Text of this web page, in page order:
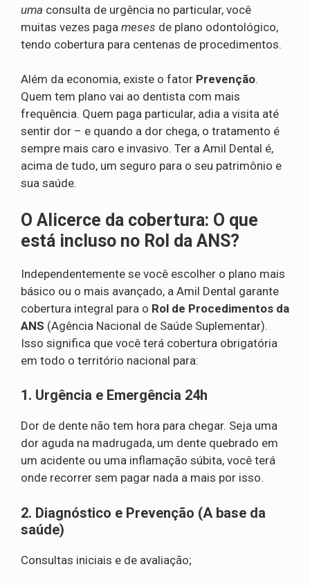
uma consulta de urgência no particular, você
muitas vezes paga meses de plano odontológico,
tendo cobertura para centenas de procedimentos.
Além da economia, existe o fator Prevenção.
Quem tem plano vai ao dentista com mais
frequência. Quem paga particular, adia a visita até
sentir dor – e quando a dor chega, o tratamento é
sempre mais caro e invasivo. Ter a Amil Dental é,
acima de tudo, um seguro para o seu patrimônio e
sua saúde.
O Alicerce da cobertura: O que
está incluso no Rol da ANS?
Independentemente se você escolher o plano mais
básico ou o mais avançado, a Amil Dental garante
cobertura integral para o Rol de Procedimentos da
ANS (Agência Nacional de Saúde Suplementar).
Isso significa que você terá cobertura obrigatória
em todo o território nacional para:
1. Urgência e Emergência 24h
Dor de dente não tem hora para chegar. Seja uma
dor aguda na madrugada, um dente quebrado em
um acidente ou uma inflamação súbita, você terá
onde recorrer sem pagar nada a mais por isso.
2. Diagnóstico e Prevenção (A base da
saúde)
Consultas iniciais e de avaliação;